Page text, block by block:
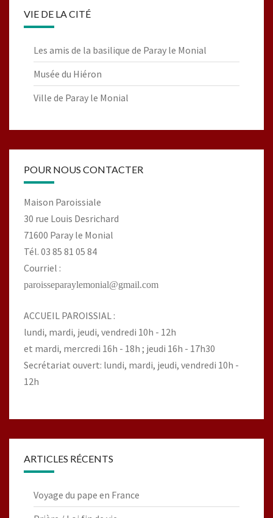
VIE DE LA CITÉ
Les amis de la basilique de Paray le Monial
Musée du Hiéron
Ville de Paray le Monial
POUR NOUS CONTACTER
Maison Paroissiale
30 rue Louis Desrichard
71600 Paray le Monial
Tél. 03 85 81 05 84
Courriel :
paroisseparaylemonial@gmail.com
ACCUEIL PAROISSIAL :
lundi, mardi, jeudi, vendredi 10h - 12h
et mardi, mercredi 16h - 18h ; jeudi 16h - 17h30
Secrétariat ouvert: lundi, mardi, jeudi, vendredi 10h -
12h
ARTICLES RÉCENTS
Voyage du pape en France